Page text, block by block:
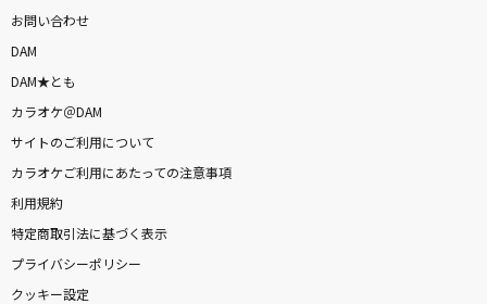
お問い合わせ
DAM
DAM★とも
カラオケ＠DAM
サイトのご利用について
カラオケご利用にあたっての注意事項
利用規約
特定商取引法に基づく表示
プライバシーポリシー
クッキー設定